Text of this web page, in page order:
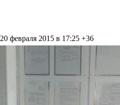
20 февраля 2015 в 17:25 +36